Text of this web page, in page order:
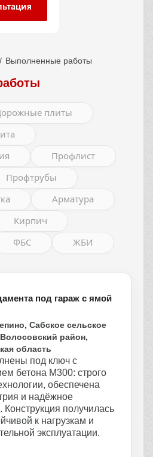
Выполненные работы
плиты
Профлист
Профтрубы
Арматура
Кирпич
ФБС ЖБИ
под гараж с ямой
Сабское сельское
район,
область
под ключ с
бетона М300: строго
обеспечена
и надёжное
получилась
к нагрузкам и
эксплуатации.